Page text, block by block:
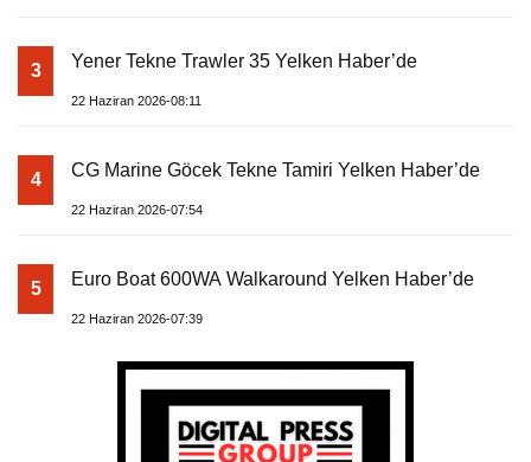
3 Yener Tekne Trawler 35 Yelken Haber’de
22 Haziran 2026-08:11
4 CG Marine Göcek Tekne Tamiri Yelken Haber’de
22 Haziran 2026-07:54
5 Euro Boat 600WA Walkaround Yelken Haber’de
22 Haziran 2026-07:39